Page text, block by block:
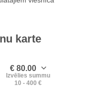
karte
€ 80.00
Izvēlies summu
10 - 400 €